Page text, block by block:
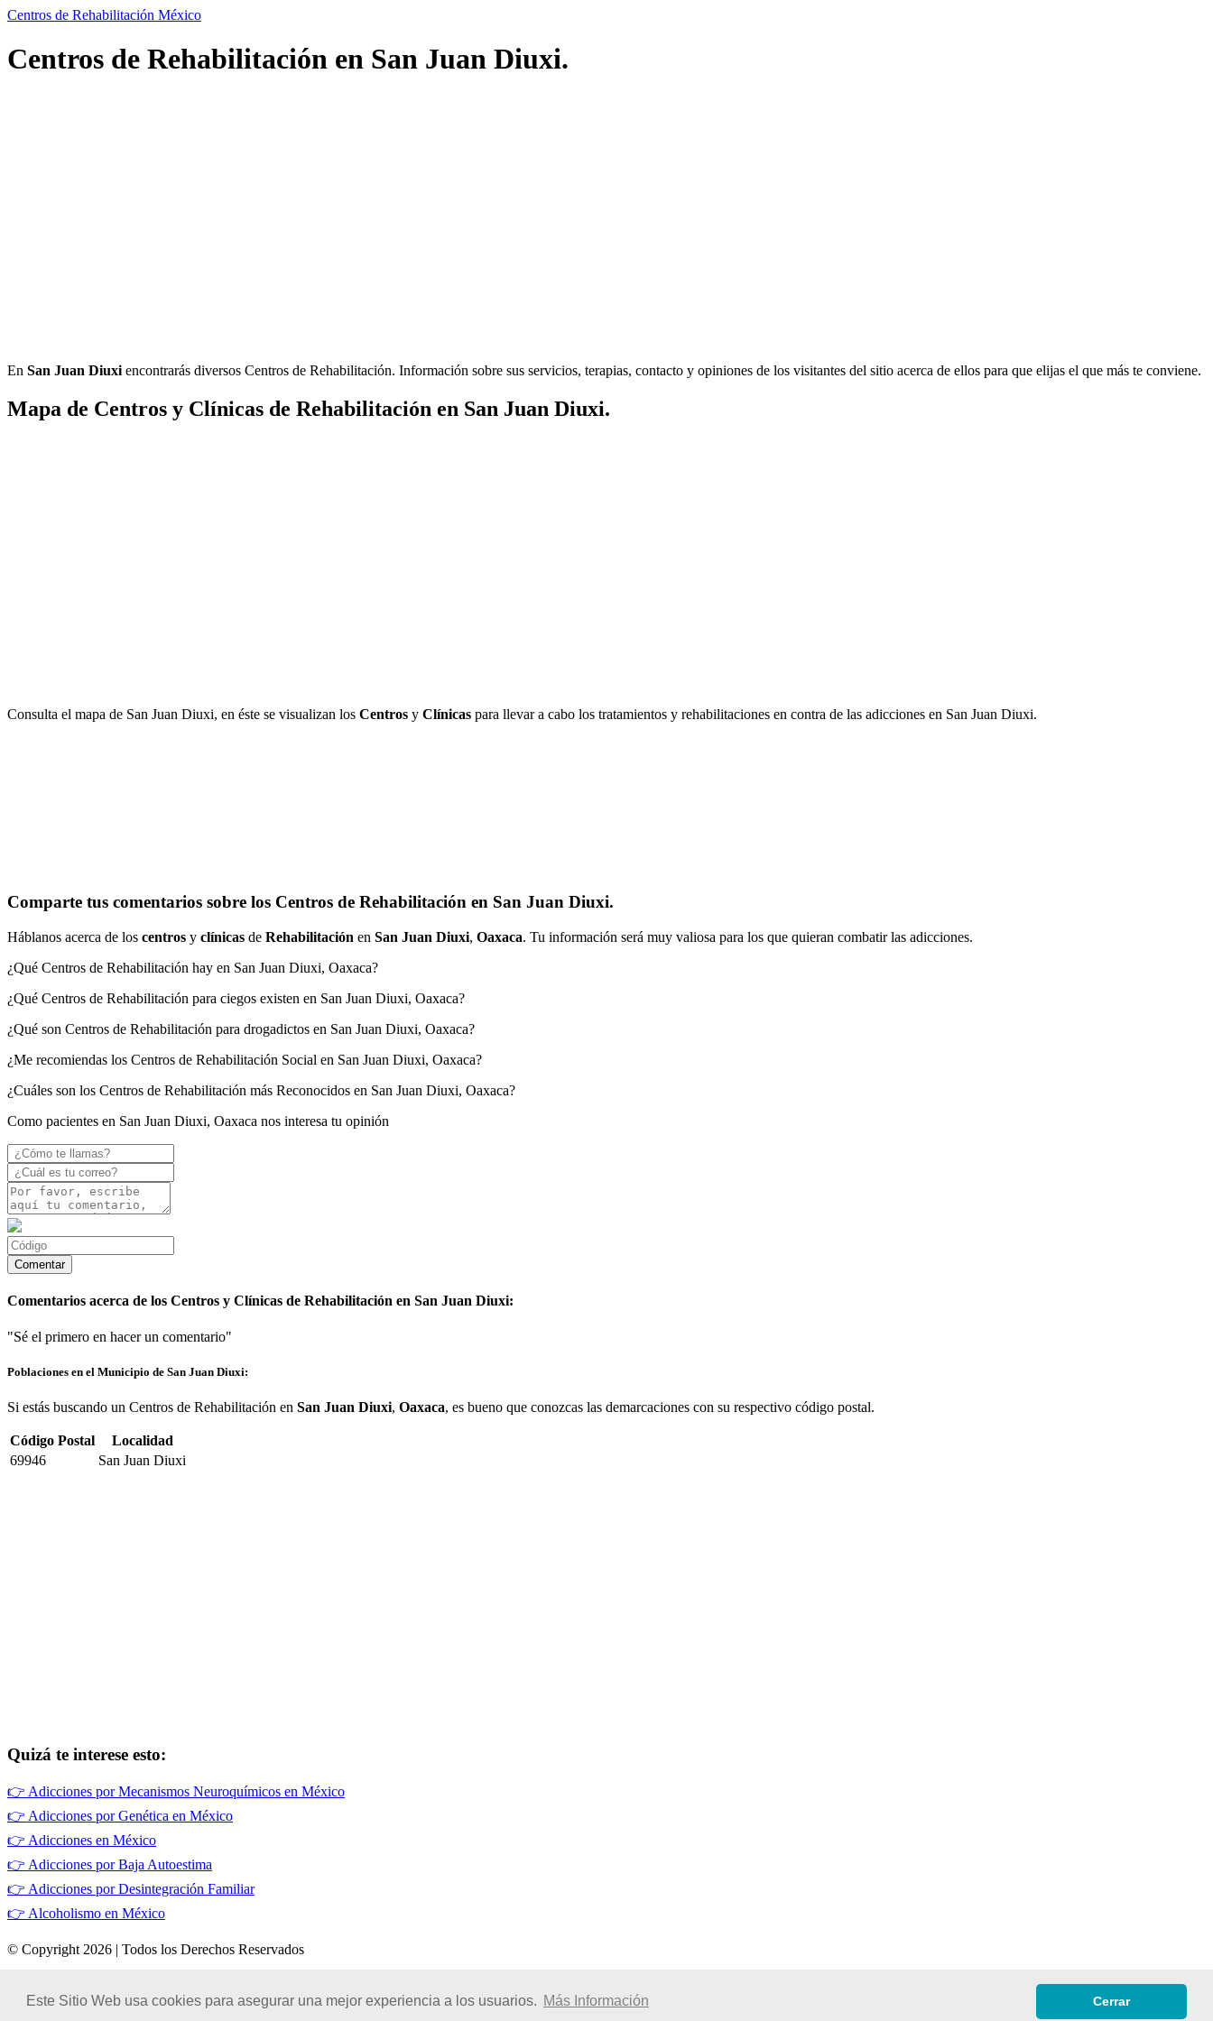
Este Sitio Web usa cookies para asegurar una mejor experiencia a los usuarios. Más Información Cerrar
Centros de Rehabilitación México
Centros de Rehabilitación en San Juan Diuxi.
En San Juan Diuxi encontrarás diversos Centros de Rehabilitación. Información sobre sus servicios, terapias, contacto y opiniones de los visitantes del sitio acerca de ellos para que elijas el que más te conviene.
Mapa de Centros y Clínicas de Rehabilitación en San Juan Diuxi.
Consulta el mapa de San Juan Diuxi, en éste se visualizan los Centros y Clínicas para llevar a cabo los tratamientos y rehabilitaciones en contra de las adicciones en San Juan Diuxi.
Comparte tus comentarios sobre los Centros de Rehabilitación en San Juan Diuxi.
Háblanos acerca de los centros y clínicas de Rehabilitación en San Juan Diuxi, Oaxaca. Tu información será muy valiosa para los que quieran combatir las adicciones.
¿Qué Centros de Rehabilitación hay en San Juan Diuxi, Oaxaca?
¿Qué Centros de Rehabilitación para ciegos existen en San Juan Diuxi, Oaxaca?
¿Qué son Centros de Rehabilitación para drogadictos en San Juan Diuxi, Oaxaca?
¿Me recomiendas los Centros de Rehabilitación Social en San Juan Diuxi, Oaxaca?
¿Cuáles son los Centros de Rehabilitación más Reconocidos en San Juan Diuxi, Oaxaca?
Como pacientes en San Juan Diuxi, Oaxaca nos interesa tu opinión
Comentarios acerca de los Centros y Clínicas de Rehabilitación en San Juan Diuxi:
"Sé el primero en hacer un comentario"
Poblaciones en el Municipio de San Juan Diuxi:
Si estás buscando un Centros de Rehabilitación en San Juan Diuxi, Oaxaca, es bueno que conozcas las demarcaciones con su respectivo código postal.
Código Postal
Localidad
69946
San Juan Diuxi
Quizá te interese esto:
👉 Adicciones por Mecanismos Neuroquímicos en México
👉 Adicciones por Genética en México
👉 Adicciones en México
👉 Adicciones por Baja Autoestima
👉 Adicciones por Desintegración Familiar
👉 Alcoholismo en México
© Copyright 2026 | Todos los Derechos Reservados
Políticas de Privacidad